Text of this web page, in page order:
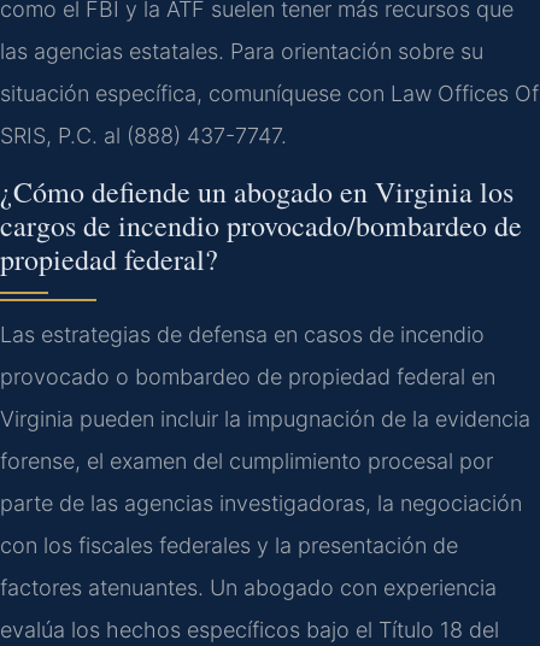
como el FBI y la ATF suelen tener más recursos que
las agencias estatales. Para orientación sobre su
situación específica, comuníquese con Law Offices Of
SRIS, P.C. al (888) 437-7747.
¿Cómo defiende un abogado en Virginia los
cargos de incendio provocado/bombardeo de
propiedad federal?
Las estrategias de defensa en casos de incendio
provocado o bombardeo de propiedad federal en
Virginia pueden incluir la impugnación de la evidencia
forense, el examen del cumplimiento procesal por
parte de las agencias investigadoras, la negociación
con los fiscales federales y la presentación de
factores atenuantes. Un abogado con experiencia
evalúa los hechos específicos bajo el Título 18 del